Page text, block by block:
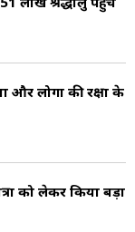
और लोगों की रक्षा के
को लेकर किया बड़ा